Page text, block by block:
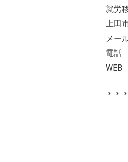
就労
上田
メー
電話
WEB
＊＊